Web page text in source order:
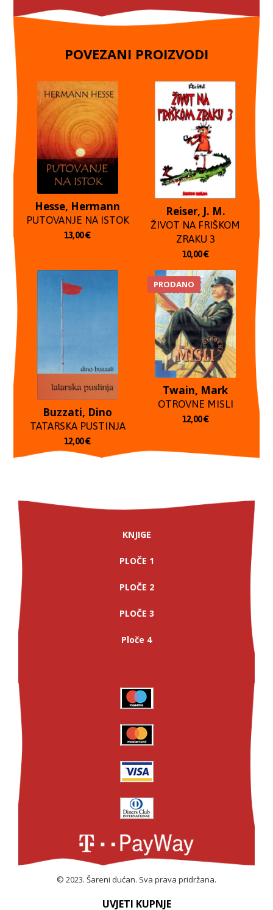
POVEZANI PROIZVODI
Hesse, Hermann
PUTOVANJE NA ISTOK
13,00€
Reiser, J. M.
ŽIVOT NA FRIŠKOM
ZRAKU 3
10,00€
Buzzati, Dino
TATARSKA PUSTINJA
12,00€
PRODANO
Twain, Mark
OTROVNE MISLI
12,00€
KNJIGE
PLOČE 1
PLOČE 2
PLOČE 3
Ploče 4
© 2023. Šareni dućan. Sva prava pridržana.
UVJETI KUPNJE